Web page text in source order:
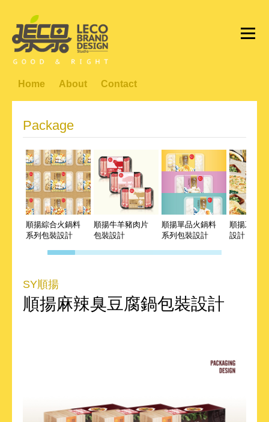
Home About Contact
Package
順揚綜合火鍋料
系列包裝設計
順揚牛羊豬肉片
包裝設計
順揚單品火鍋料
系列包裝設計
順揚蔥系
設計
SY順揚
順揚麻辣臭豆腐鍋包裝設計